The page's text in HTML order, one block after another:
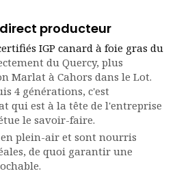
producteur
IGP canard à foie gras du
du Quercy, plus
Marlat à Cahors dans le Lot.
4 générations, c'est
qui est à la tête de l'entreprise
le savoir-faire.
en plein-air et sont nourris
de quoi garantir une